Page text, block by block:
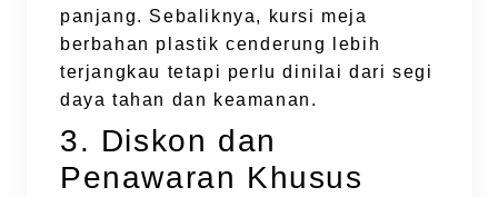
panjang. Sebaliknya, kursi meja
berbahan plastik cenderung lebih
terjangkau tetapi perlu dinilai dari segi
daya tahan dan keamanan.
3. Diskon dan
Penawaran Khusus